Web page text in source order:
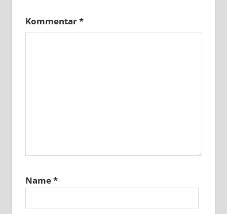
Kommentar*
Name*